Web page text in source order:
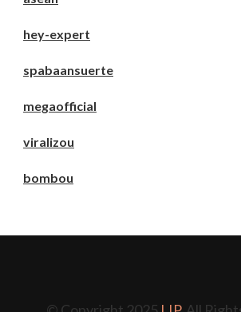
hey-expert
spabaansuerte
megaofficial
viralizou
bombou